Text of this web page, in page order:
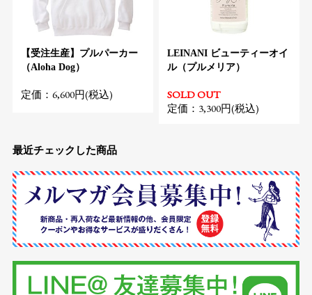
【受注生産】プルパーカー
（Aloha Dog）
定価：6,600円(税込)
LEINANI ビューティーオイ
ル（プルメリア）
SOLD OUT
定価：3,300円(税込)
最近チェックした商品